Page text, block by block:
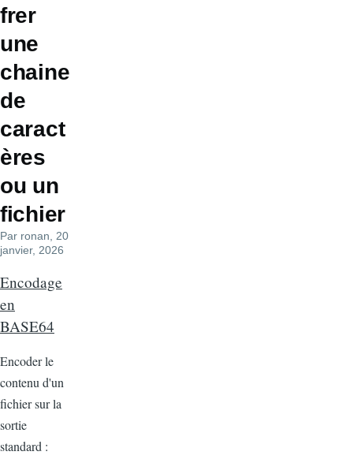
frer
une
chaine
de
caract
ères
ou un
fichier
Par ronan , 20
janvier, 2026
Encodage
en
BASE64
Encoder le
contenu d'un
fichier sur la
sortie
standard :